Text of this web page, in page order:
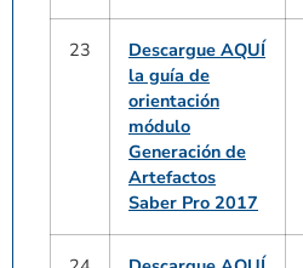
23
Descargue AQUÍ
la guía de
orientación
módulo
Generación de
Artefactos
Saber Pro 2017